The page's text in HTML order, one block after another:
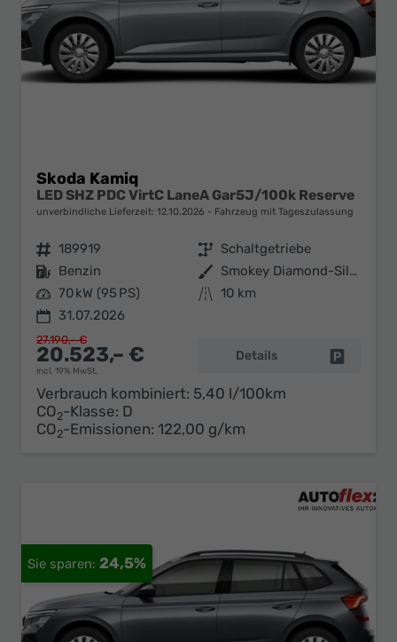
Skoda Kamiq
LED SHZ PDC VirtC LaneA Gar5J/100k Reserve
unverbindliche Lieferzeit: 12.10.2026 Fahrzeug mit Tageszulassung
Fahrzeugnr. 189919 Getriebe Schaltgetriebe
Kraftstoff Benzin Außenfarbe
Smokey Diamond-Silber Metallic
Leistung 70 kW (95 PS) Kilometerstand 10 km
31.07.2026
20.523,– €
incl. 19% MwSt.
27.190,– €
Details
Verbrauch kombiniert: 5,40 l/100km
CO2-Klasse: D
CO2-Emissionen: 122,00 g/km
24,5%